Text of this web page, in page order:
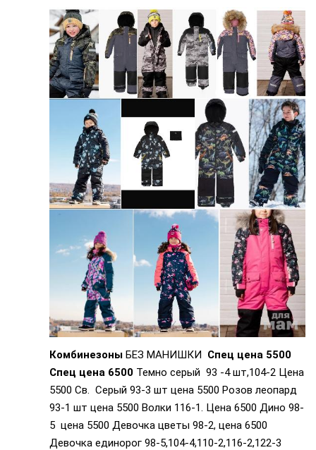
Комбинезоны БЕЗ МАНИШКИ Спец цена 5500
Спец цена 6500 Темно серый 93 -4 шт,104-2 Цена
5500 Св. Серый 93-3 шт цена 5500 Розов леопард
93-1 шт цена 5500 Волки 116-1. Цена 6500 Дино 98-
5 цена 5500 Девочка цветы 98-2, цена 6500
Девочка единорог 98-5,104-4,110-2,116-2,122-3